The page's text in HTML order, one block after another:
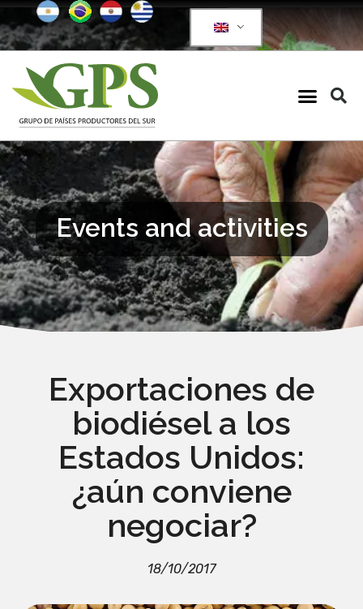
Events and activities
Exportaciones de
biodiésel a los
Estados Unidos:
¿aún conviene
negociar?
18/10/2017